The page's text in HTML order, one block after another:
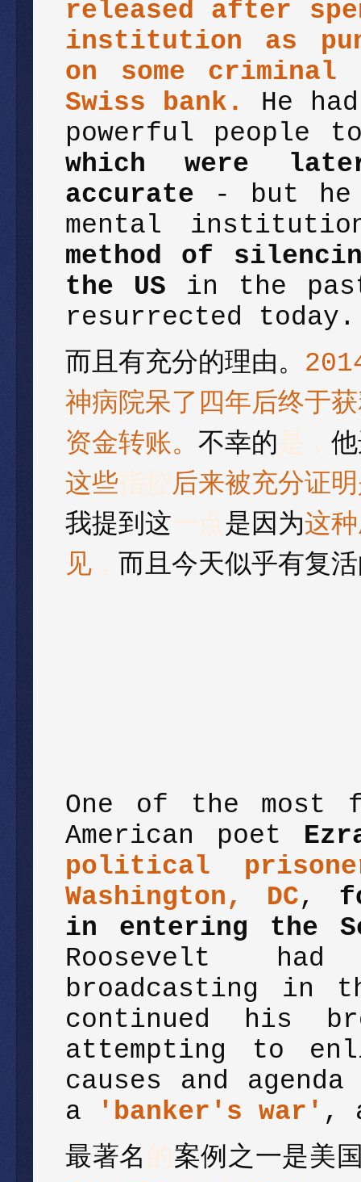
released after
institution as
on some criminal
Swiss bank.
He
powerful people
which were
accurate
- but
mental
method of
the US in the
resurrected today.
而且有充分的理由。
神病院呆了 四年后终于
资金转账。 不幸的是，
这些指控后来被充分证
我提到这一点是因为这
见 ， 而且今天似乎有复
One of the most
American poet
political
Washington, DC,
in entering the
Roosevelt had
broadcasting in
continued his
attempting to
causes and
a
'banker's war' ,
最著名 的案例之一是美